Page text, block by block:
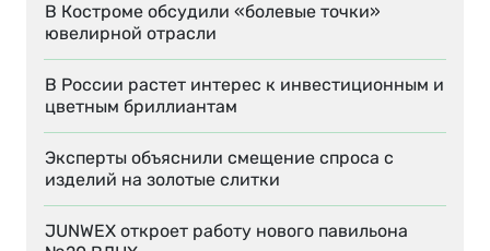
В Костроме обсудили «болевые точки»
ювелирной отрасли
В России растет интерес к инвестиционным и
цветным бриллиантам
Эксперты объяснили смещение спроса с
изделий на золотые слитки
JUNWEX откроет работу нового павильона